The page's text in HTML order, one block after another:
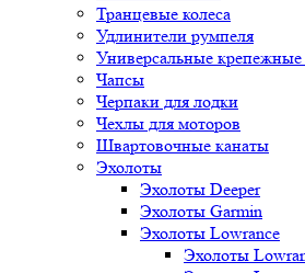
Транцевые колеса
Удлинители румпеля
Универсальные
Чапсы
Черпаки для лодки
Чехлы для моторов
Швартовочные канаты
Эхолоты
Эхолоты Deeper
Эхолоты Garmin
Эхолоты Lowrance
Эхолоты